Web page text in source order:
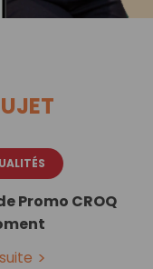
Promo CROQ